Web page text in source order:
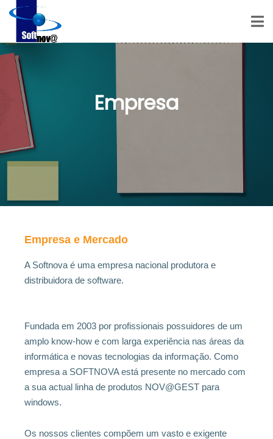
Empresa
Empresa e Mercado
A Softnova é uma empresa nacional produtora e
distribuidora de software.
Fundada em 2003 por profissionais possuidores de um
amplo know-how e com larga experiência nas áreas da
informática e novas tecnologias da informação. Como
empresa a SOFTNOVA está presente no mercado com
a sua actual linha de produtos NOV@GEST para
windows.
Os nossos clientes compõem um vasto e exigente